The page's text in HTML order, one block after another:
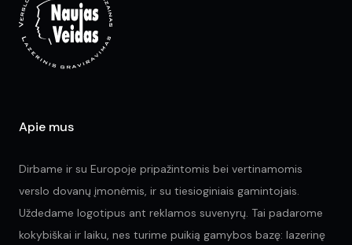
Apie mus
Dirbame ir su Europoje pripažintomis bei vertinamomis
verslo dovanų įmonėmis, ir su tiesioginiais gamintojais.
Uždedame logotipus ant reklamos suvenyrų. Tai padarome
kokybiškai ir laiku, nes turime puikią gamybos bazę: lazerinę